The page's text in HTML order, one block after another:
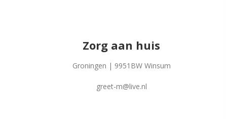
Zorg aan huis
Groningen | 9951BW Winsum
greet-m@live.nl